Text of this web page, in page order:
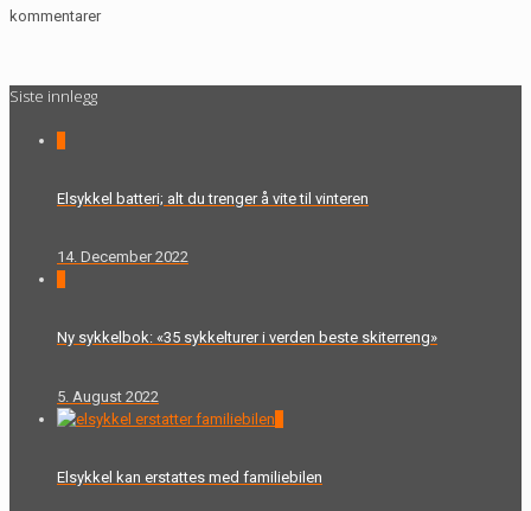
kommentarer
Siste innlegg
Elsykkel batteri; alt du trenger å vite til vinteren
14. December 2022
Ny sykkelbok: «35 sykkelturer i verden beste skiterreng»
5. August 2022
Elsykkel kan erstattes med familiebilen